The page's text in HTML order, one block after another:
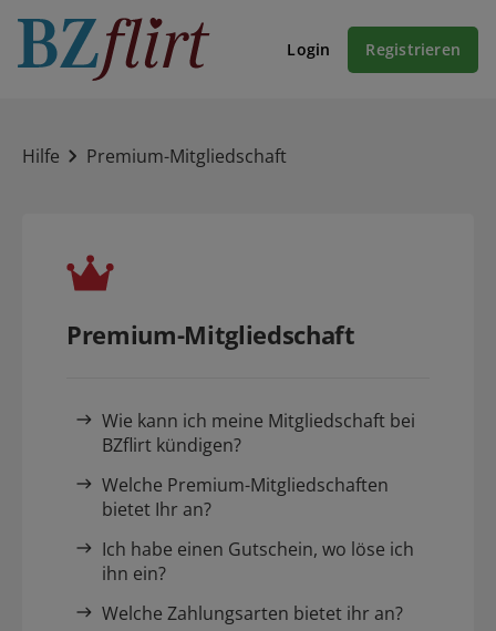
Login Registrieren
Hilfe Premium-Mitgliedschaft
Premium-Mitgliedschaft
Wie kann ich meine Mitgliedschaft bei
BZflirt kündigen?
Welche Premium-Mitgliedschaften
bietet Ihr an?
Ich habe einen Gutschein, wo löse ich
ihn ein?
Welche Zahlungsarten bietet ihr an?